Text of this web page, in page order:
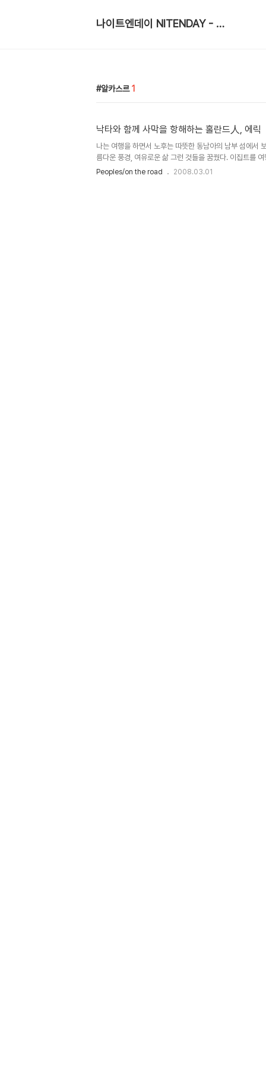
나이트엔데이 NITENDAY - 낮과 밤을 걷는 여행자
알카스르 1
낙타와 함께 사막을 항해하는 홀란드人, 에릭
나는 여행을 하면서 노후는 따뜻한 동남아의 남부 섬에서
름다운 풍경, 여유로운 삶 그런 것들을 꿈꿨다. 이집트를
에 소개되지도 않은, 아니 심지어 유명한 론리플래닛에 마
이란 이름이 언급되는걸까? 그리고 나는 그의 정체를 알게
Peoples/on the road 2008.03.01